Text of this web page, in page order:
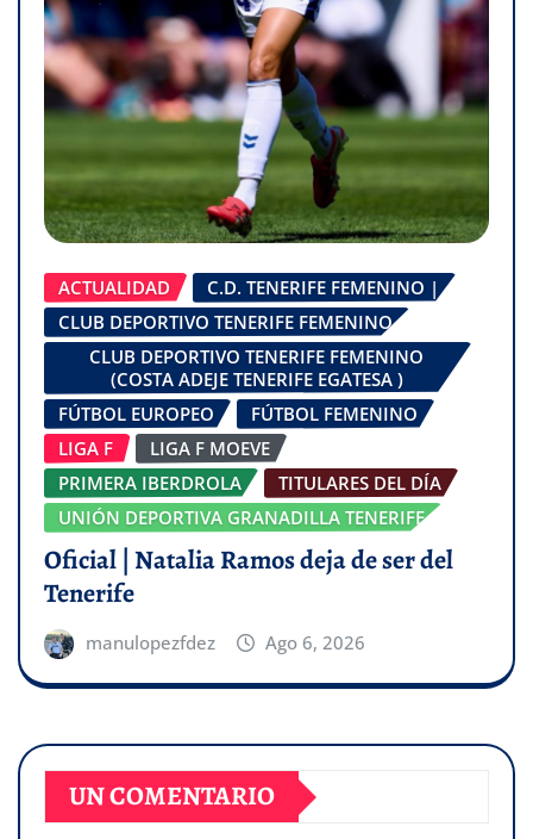
ACTUALIDAD
C.D. TENERIFE FEMENINO |
CLUB DEPORTIVO TENERIFE FEMENINO
CLUB DEPORTIVO TENERIFE FEMENINO
(COSTA ADEJE TENERIFE EGATESA )
FÚTBOL EUROPEO
FÚTBOL FEMENINO
LIGA F
LIGA F MOEVE
PRIMERA IBERDROLA
TITULARES DEL DÍA
UNIÓN DEPORTIVA GRANADILLA TENERIFE
Oficial | Natalia Ramos deja de ser del
Tenerife
manulopezfdez Ago 6, 2026
UN COMENTARIO